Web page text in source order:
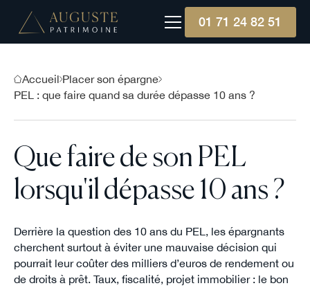
01 71 24 82 51
Accueil Placer son épargne
PEL : que faire quand sa durée dépasse 10 ans ?
Que faire de son PEL
lorsqu'il dépasse 10 ans ?
Derrière la question des 10 ans du PEL, les épargnants
cherchent surtout à éviter une mauvaise décision qui
pourrait leur coûter des milliers d’euros de rendement ou
de droits à prêt. Taux, fiscalité, projet immobilier : le bon